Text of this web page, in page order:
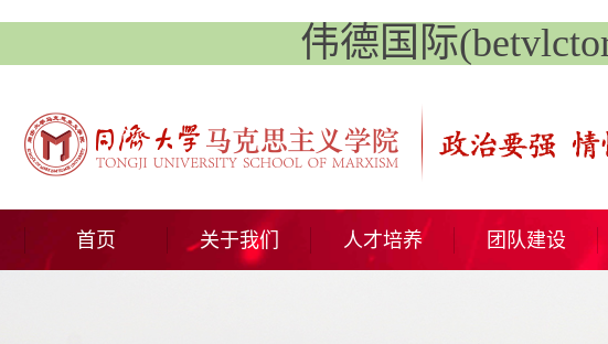
伟德国际
首页 关于我们 人才培养 团队建设